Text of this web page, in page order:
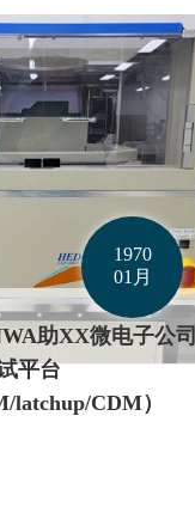
力太原实验室搭建
低噪声测试系统
1970
01月